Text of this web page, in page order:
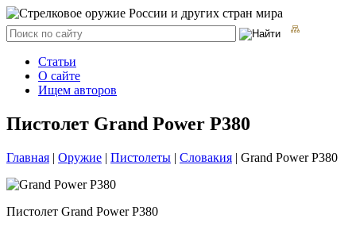
Статьи
О сайте
Ищем авторов
Пистолет Grand Power P380
Главная | Оружие | Пистолеты | Словакия | Grand Power P380
Пистолет Grand Power P380